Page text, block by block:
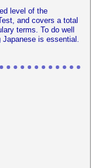
level of the
and covers a total
terms. To do well
Japanese is essential.